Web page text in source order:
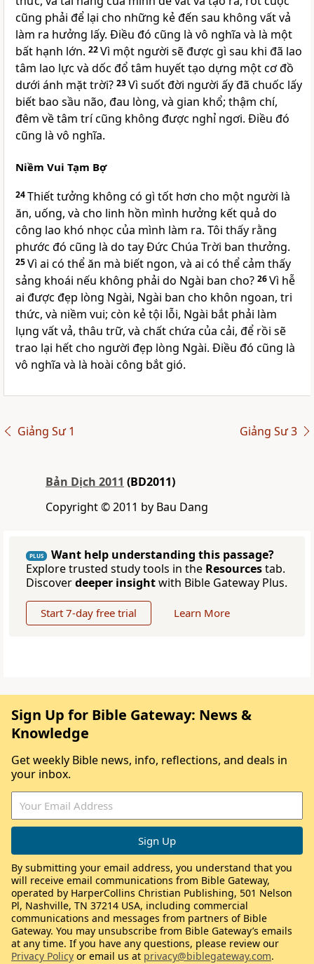
cũng phải để lại cho những kẻ đến sau không vất vả
làm ra hưởng lấy. Ðiều đó cũng là vô nghĩa và là một
bất hạnh lớn. 22Vì một người sẽ được gì sau khi đã lao
tâm lao lực và dốc đổ tâm huyết tạo dựng một cơ đồ
dưới ánh mặt trời? 23Vì suốt đời người ấy đã chuốc lấy
biết bao sầu não, đau lòng, và gian khổ; thậm chí,
đêm về tâm trí cũng không được nghỉ ngơi. Ðiều đó
cũng là vô nghĩa.
Niềm Vui Tạm Bợ
24Thiết tưởng không có gì tốt hơn cho một người là
ăn, uống, và cho linh hồn mình hưởng kết quả do
công lao khó nhọc của mình làm ra. Tôi thấy rằng
phước đó cũng là do tay Ðức Chúa Trời ban thưởng.
25Vì ai có thể ăn mà biết ngon, và ai có thể cảm thấy
sảng khoái nếu không phải do Ngài ban cho? 26Vì hễ
ai được đẹp lòng Ngài, Ngài ban cho khôn ngoan, tri
thức, và niềm vui; còn kẻ tội lỗi, Ngài bắt phải làm
lụng vất vả, thâu trữ, và chất chứa của cải, để rồi sẽ
trao lại hết cho người đẹp lòng Ngài. Ðiều đó cũng là
vô nghĩa và là hoài công bắt gió.
Giảng Sư 1 Giảng Sư 3
Bản Dịch 2011 (BD2011)
Copyright © 2011 by Bau Dang
PLUS
Want help understanding this passage?
Explore trusted study tools in the Resourcestab.
Discoverdeeper insightwith Bible Gateway Plus.
Start 7-day free trial Learn More
Sign Up for Bible Gateway: News &
Knowledge
Get weekly Bible news, info, reflections, and deals in
your inbox.
By submitting your email address, you understand that you
will receive email communications from Bible Gateway,
operated by HarperCollins Christian Publishing, 501 Nelson
Pl, Nashville, TN 37214 USA, including commercial
communications and messages from partners of Bible
Gateway. You may unsubscribe from Bible Gateway’s emails
at any time. If you have any questions, please review our
Privacy Policy or email us at privacy@biblegateway.com.